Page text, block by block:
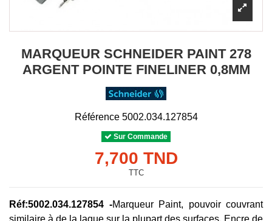
MARQUEUR SCHNEIDER PAINT 278
ARGENT POINTE FINELINER 0,8MM
Référence 5002.034.127854
Sur Commande
7,700 TND
TTC
Réf:5002.034.127854 -Marqueur Paint, pouvoir couvrant
similaire à de la laque sur la plupart des surfaces. Encre de